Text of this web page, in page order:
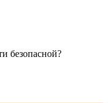
безопасной?